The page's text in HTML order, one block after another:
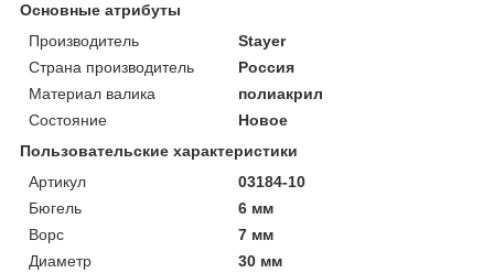
Основные атрибуты
Производитель
Stayer
Страна производитель
Россия
Материал валика
полиакрил
Состояние
Новое
Пользовательские характеристики
Артикул
03184-10
Бюгель
6 мм
Ворс
7 мм
Диаметр
30 мм